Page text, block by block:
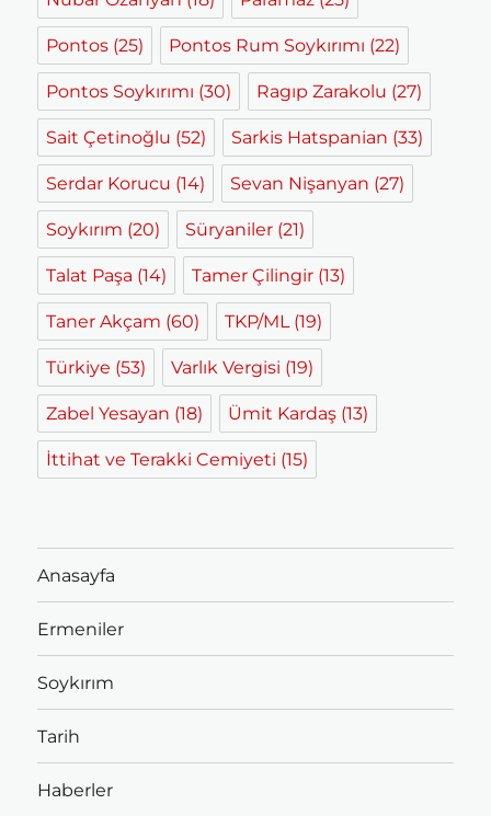
Pontos (25) Pontos Rum Soykırımı (22)
Pontos Soykırımı (30) Ragıp Zarakolu (27)
Sait Çetinoğlu (52) Sarkis Hatspanian (33)
Serdar Korucu (14) Sevan Nişanyan (27)
Soykırım (20) Süryaniler (21)
Talat Paşa (14) Tamer Çilingir (13)
Taner Akçam (60) TKP/ML(19)
Türkiye (53) Varlık Vergisi (19)
Zabel Yesayan (18) Ümit Kardaş (13)
İttihat ve Terakki Cemiyeti (15)
Anasayfa
Ermeniler
Soykırım
Tarih
Haberler